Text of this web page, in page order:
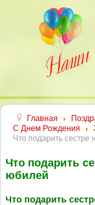
Главная
С Днем Рождения
Что подарить сестре
Что подарить
юбилей
Что подарить